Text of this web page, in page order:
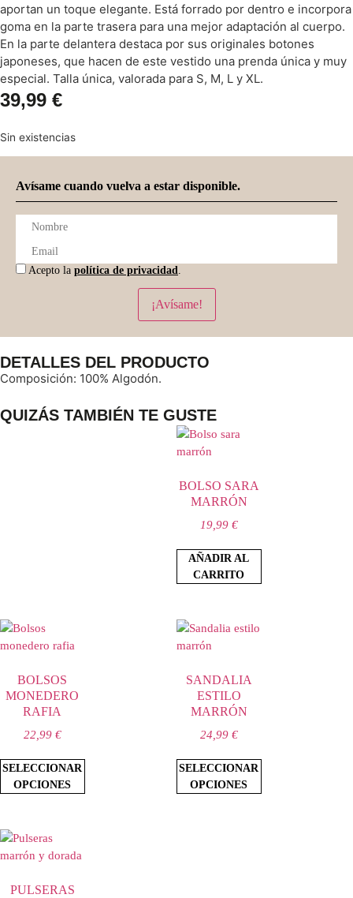
aportan un toque elegante. Está forrado por dentro e incorpora
goma en la parte trasera para una mejor adaptación al cuerpo.
En la parte delantera destaca por sus originales botones
japoneses, que hacen de este vestido una prenda única y muy
especial. Talla única, valorada para S, M, L y XL.
39,99 €
Sin existencias
Avísame cuando vuelva a estar disponible.
Acepto la política de privacidad.
¡Avísame!
DETALLES DEL PRODUCTO
Composición: 100% Algodón.
QUIZÁS TAMBIÉN TE GUSTE
BOLSO SARA
MARRÓN
19,99 €
AÑADIR AL
CARRITO
BOLSOS
MONEDERO
RAFIA
22,99 €
SELECCIONAR
OPCIONES
SANDALIA
ESTILO
MARRÓN
24,99 €
SELECCIONAR
OPCIONES
PULSERAS